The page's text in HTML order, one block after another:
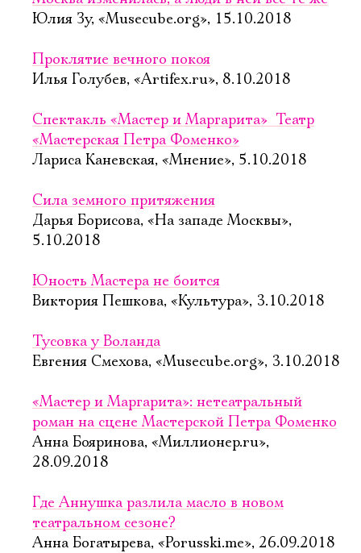
Юлия Зу, «Musecube.org», 15.10.2018
Проклятие вечного покоя
Илья Голубев, «Artifex.ru», 8.10.2018
Спектакль «Мастер и Маргарита»  Театр
«Мастерская Петра Фоменко»
Лариса Каневская, «Мнение», 5.10.2018
Сила земного притяжения
Дарья Борисова, «На западе Москвы»,
5.10.2018
Юность Мастера не боится
Виктория Пешкова, «Культура», 3.10.2018
Тусовка у Воланда
Евгения Смехова, «Musecube.org», 3.10.2018
«Мастер и Маргарита»: нетеатральный
роман на сцене Мастерской Петра Фоменко
Анна Бояринова, «Миллионер.ru»,
28.09.2018
Где Аннушка разлила масло в новом
театральном сезоне?
Анна Богатырева, «Porusski.me», 26.09.2018